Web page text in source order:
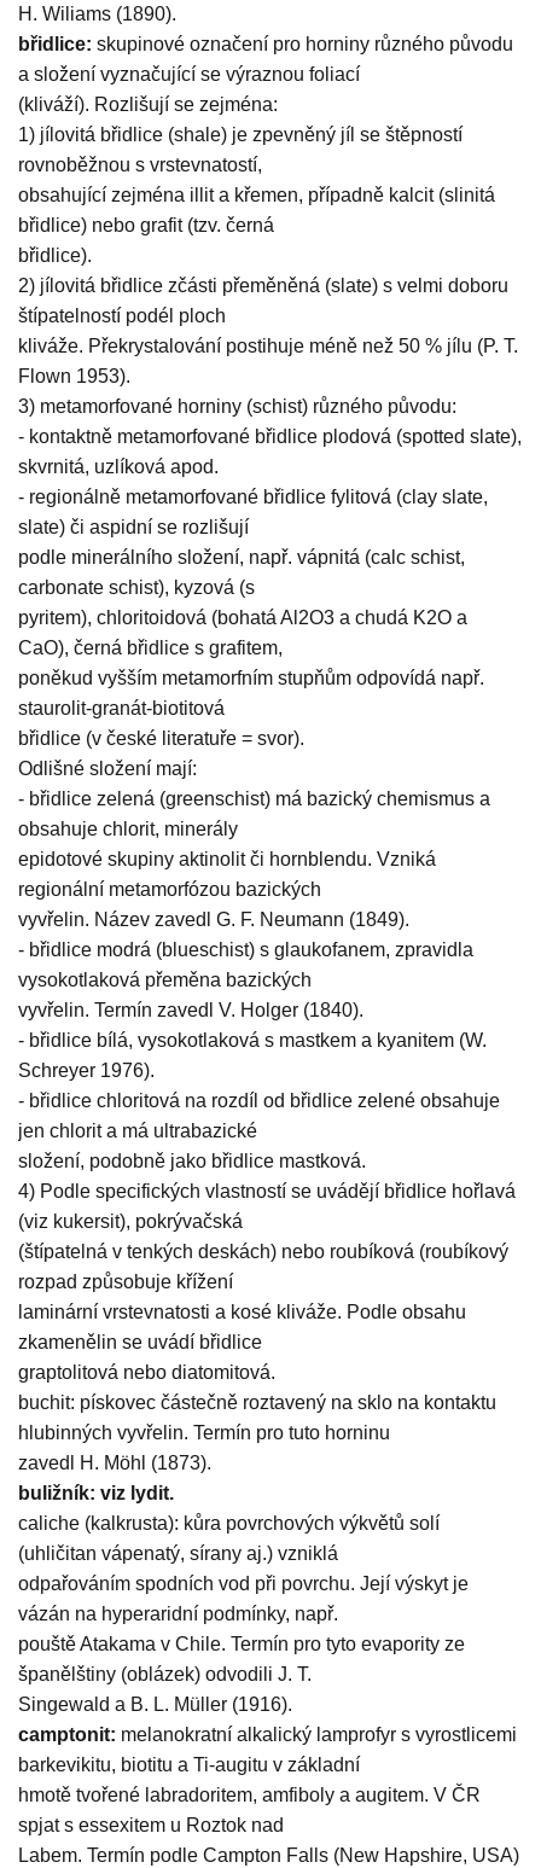
H. Wiliams (1890).
břidlice: skupinové označení pro horniny různého původu
a složení vyznačující se výraznou foliací
(kliváží). Rozlišují se zejména:
1) jílovitá břidlice (shale) je zpevněný jíl se štěpností
rovnoběžnou s vrstevnatostí,
obsahující zejména illit a křemen, případně kalcit (slinitá
břidlice) nebo grafit (tzv. černá
břidlice).
2) jílovitá břidlice zčásti přeměněná (slate) s velmi doboru
štípatelností podél ploch
kliváže. Překrystalování postihuje méně než 50 % jílu (P. T.
Flown 1953).
3) metamorfované horniny (schist) různého původu:
- kontaktně metamorfované břidlice plodová (spotted slate),
skvrnitá, uzlíková apod.
- regionálně metamorfované břidlice fylitová (clay slate,
slate) či aspidní se rozlišují
podle minerálního složení, např. vápnitá (calc schist,
carbonate schist), kyzová (s
pyritem), chloritoidová (bohatá Al2O3 a chudá K2O a
CaO), černá břidlice s grafitem,
poněkud vyšším metamorfním stupňům odpovídá např.
staurolit-granát-biotitová
břidlice (v české literatuře = svor).
Odlišné složení mají:
- břidlice zelená (greenschist) má bazický chemismus a
obsahuje chlorit, minerály
epidotové skupiny aktinolit či hornblendu. Vzniká
regionální metamorfózou bazických
vyvřelin. Název zavedl G. F. Neumann (1849).
- břidlice modrá (blueschist) s glaukofanem, zpravidla
vysokotlaková přeměna bazických
vyvřelin. Termín zavedl V. Holger (1840).
- břidlice bílá, vysokotlaková s mastkem a kyanitem (W.
Schreyer 1976).
- břidlice chloritová na rozdíl od břidlice zelené obsahuje
jen chlorit a má ultrabazické
složení, podobně jako břidlice mastková.
4) Podle specifických vlastností se uvádějí břidlice hořlavá
(viz kukersit), pokrývačská
(štípatelná v tenkých deskách) nebo roubíková (roubíkový
rozpad způsobuje křížení
laminární vrstevnatosti a kosé kliváže. Podle obsahu
zkamenělin se uvádí břidlice
graptolitová nebo diatomitová.
buchit: pískovec částečně roztavený na sklo na kontaktu
hlubinných vyvřelin. Termín pro tuto horninu
zavedl H. Möhl (1873).
buližník: viz lydit.
caliche (kalkrusta): kůra povrchových výkvětů solí
(uhličitan vápenatý, sírany aj.) vzniklá
odpařováním spodních vod při povrchu. Její výskyt je
vázán na hyperaridní podmínky, např.
pouště Atakama v Chile. Termín pro tyto evapority ze
španělštiny (oblázek) odvodili J. T.
Singewald a B. L. Müller (1916).
camptonit: melanokratní alkalický lamprofyr s vyrostlicemi
barkevikitu, biotitu a Ti-augitu v základní
hmotě tvořené labradoritem, amfiboly a augitem. V ČR
spjat s essexitem u Roztok nad
Labem. Termín podle Campton Falls (New Hapshire, USA)